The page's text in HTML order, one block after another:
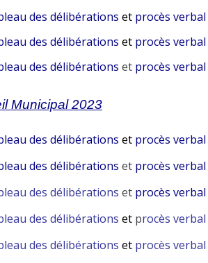
des délibérations et procès verbal
des délibérations et procès verbal
des délibérations et procès verbal
Municipal 2023
des délibérations et procès verbal
des délibérations et procès verbal
des délibérations et procès verbal
des délibérations et procès verbal
des délibérations et procès verbal